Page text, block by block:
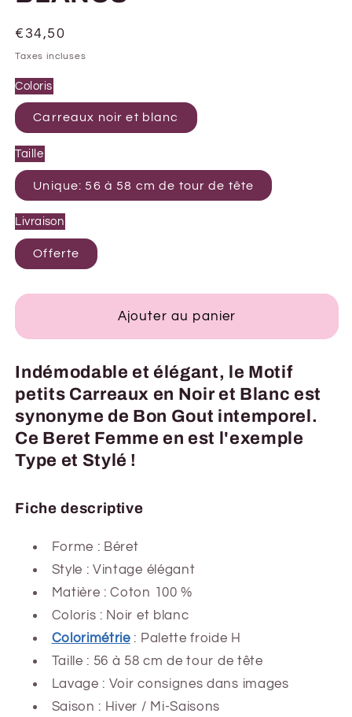
Prix
habituel
€34,50
Taxes incluses
Coloris
Carreaux noir et blanc
Taille
Unique: 56 à 58 cm de tour de tête
Livraison
Offerte
Ajouter au panier
Indémodable et élégant, le Motif
petits Carreaux en Noir et Blanc est
synonyme de Bon Gout intemporel.
Ce Beret Femme en est l'exemple
Type et Stylé !
Fiche descriptive
Forme : Béret
Style : Vintage élégant
Matière : Coton 100 %
Coloris : Noir et blanc
Colorimétrie : Palette froide H
Taille : 56 à 58 cm de tour de tête
Lavage : Voir consignes dans images
Saison : Hiver / Mi-Saisons